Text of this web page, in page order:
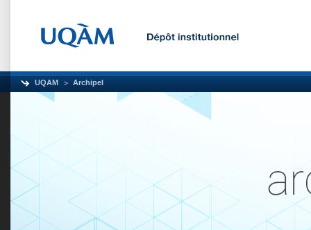
UQAM Archipel